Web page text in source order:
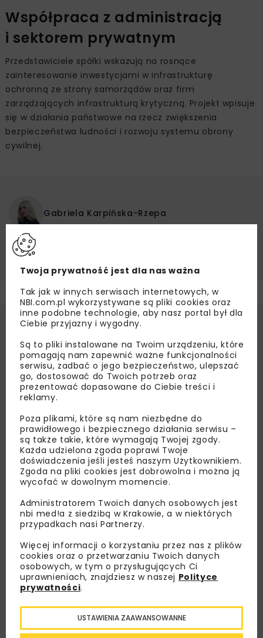
Współpraca z administracją
i sektorem prywatnym
Przedstawiciele spółki wskazują na rosnące
zainteresowanie inwestycjami w infrastrukturę
ochronną ze strony samorządów oraz firm
zarządzających infrastrukturą krytyczną. Projekt wpisuje
się w działania państwowe na rzecz zwiększenia
bezpieczeństwa ludności i rozwoju systemu obrony
cywilnej.
Gabriela Karpińska-Rzepa
INFRASTRUKTURA OCHRONNA
Lubisz wiedzieć więcej?
Zapisz się do newslettera aby otrzymywać od
nas najlepsze informacje branżowe,
zaproszenia na wydarzenia, atrakcyjne oferty i
dedykowane akcje specjalne.
Twoja prywatność jest dla nas ważna
Tak jak w innych serwisach internetowych, w
NBI.com.pl wykorzystywane są pliki cookies oraz
inne podobne technologie, aby nasz portal był dla
Ciebie przyjazny i wygodny.
Są to pliki instalowane na Twoim urządzeniu, które
pomagają nam zapewnić ważne funkcjonalności
serwisu, zadbać o jego bezpieczeństwo, ulepszać
go, dostosować do Twoich potrzeb oraz
prezentować dopasowane do Ciebie treści i
reklamy.
Poza plikami, które są nam niezbędne do
prawidłowego i bezpiecznego działania serwisu –
są także takie, które wymagają Twojej zgody.
Każda udzielona zgoda poprawi Twoje
doświadczenia jeśli jesteś naszym Użytkownikiem.
Zgoda na pliki cookies jest dobrowolna i można ją
wycofać w dowolnym momencie.
Administratorem Twoich danych osobowych jest
nbi med!a z siedzibą w Krakowie, a w niektórych
przypadkach nasi Partnerzy.
Więcej informacji o korzystaniu przez nas z plików
cookies oraz o przetwarzaniu Twoich danych
osobowych, w tym o przysługujących Ci
uprawnieniach, znajdziesz w naszej Polityce
prywatności.
USTAWIENIA ZAAWANSOWANNE